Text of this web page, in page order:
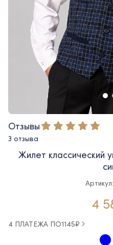
Отзывы
3 отзыва
Жилет классический
4
4 ПЛАТЕЖА ПО1145₽